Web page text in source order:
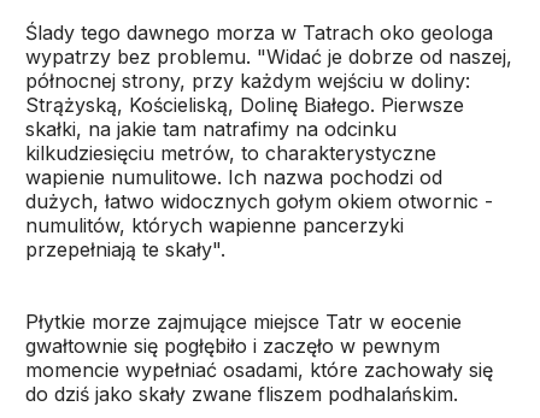
Ślady tego dawnego morza w Tatrach oko geologa
wypatrzy bez problemu. "Widać je dobrze od naszej,
północnej strony, przy każdym wejściu w doliny:
Strążyską, Kościeliską, Dolinę Białego. Pierwsze
skałki, na jakie tam natrafimy na odcinku
kilkudziesięciu metrów, to charakterystyczne
wapienie numulitowe. Ich nazwa pochodzi od
dużych, łatwo widocznych gołym okiem otwornic -
numulitów, których wapienne pancerzyki
przepełniają te skały".
Płytkie morze zajmujące miejsce Tatr w eocenie
gwałtownie się pogłębiło i zaczęło w pewnym
momencie wypełniać osadami, które zachowały się
do dziś jako skały zwane fliszem podhalańskim.